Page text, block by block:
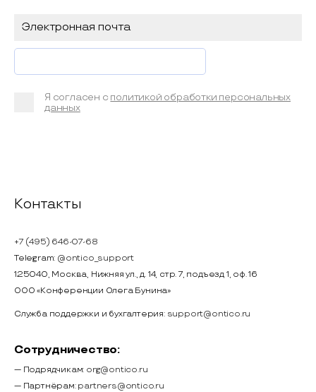
Я согласен с политикой обработки персональных
данных
Контакты
+7 (495) 646-07-68
Telegram: @ontico_support
125040, Москва, Нижняя ул., д. 14, стр. 7, подъезд 1, оф. 16
ООО «Конференции Олега Бунина»
Служба поддержки и бухгалтерия: support@ontico.ru
Сотрудничество:
— Подрядчикам: org@ontico.ru
— Партнёрам: partners@ontico.ru